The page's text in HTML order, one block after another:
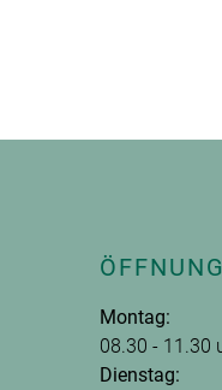
Montag:
08.30 - 11.30
Dienstag: